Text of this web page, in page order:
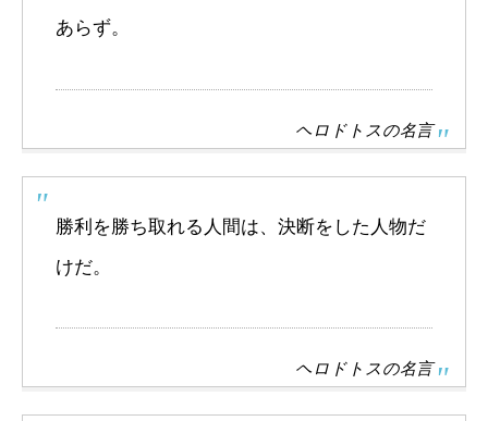
あらず。
ヘロドトスの名言
勝利を勝ち取れる人間は、決断をした人物だ
けだ。
ヘロドトスの名言